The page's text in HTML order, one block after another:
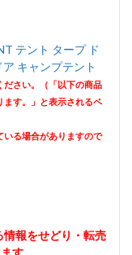
テント タープ ド
キャンプテント
さい。（「以下の商品
ます。」と表示されるペ
る場合がありますので
報をせどり・転売
す。